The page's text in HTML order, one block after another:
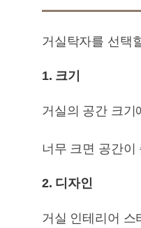
거실탁자를 선택
1. 크기
거실의 공간 크기
너무 크면 공간
2. 디자인
거실 인테리어 스